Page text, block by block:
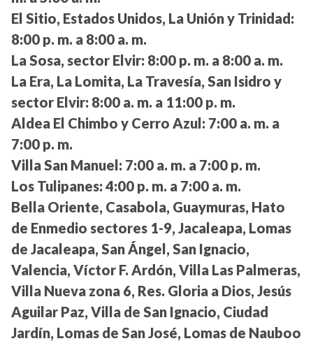
El Sitio, Estados Unidos, La Unión y Trinidad:
8:00 p. m. a 8:00 a. m.
La Sosa, sector Elvir: 8:00 p. m. a 8:00 a. m.
La Era, La Lomita, La Travesía, San Isidro y
sector Elvir: 8:00 a. m. a 11:00 p. m.
Aldea El Chimbo y Cerro Azul: 7:00 a. m. a
7:00 p. m.
Villa San Manuel: 7:00 a. m. a 7:00 p. m.
Los Tulipanes: 4:00 p. m. a 7:00 a. m.
Bella Oriente, Casabola, Guaymuras, Hato
de Enmedio sectores 1-9, Jacaleapa, Lomas
de Jacaleapa, San Ángel, San Ignacio,
Valencia, Víctor F. Ardón, Villa Las Palmeras,
Villa Nueva zona 6, Res. Gloria a Dios, Jesús
Aguilar Paz, Villa de San Ignacio, Ciudad
Jardín, Lomas de San José, Lomas de Nauboo